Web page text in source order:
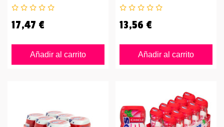
17,47 €
Añadir al carrito
13,56 €
Añadir al carrito